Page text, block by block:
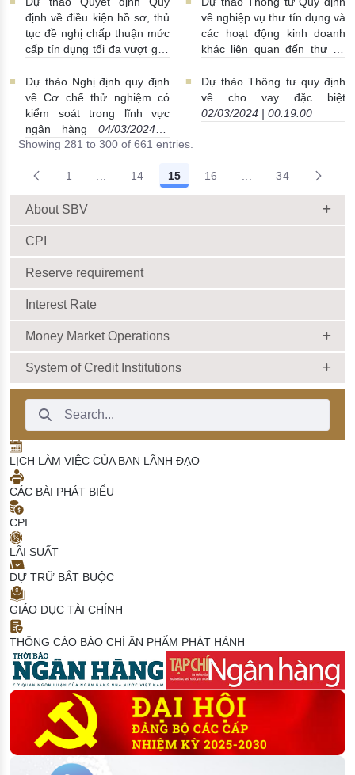
TCTD, chi nhánh ngân hàng
nước ngoài đối với khách
hàng 08/03/2024 | 22:43:00
định về điều kiện hồ sơ, thủ
tục đề nghị chấp thuận mức
cấp tín dụng tối đa vượt giới
ngân hàng nước ngoài
07/03/2024 | 23:26:00
về nghiệp vụ thư tín dụng và
các hoạt động kinh doanh
khác liên quan đến thư tín
Dự thảo Nghị định quy định
về Cơ chế thử nghiệm có
kiểm soát trong lĩnh vực
ngân hàng
04/03/2024 |
21:03:00
Dự thảo Thông tư quy định
về cho vay đặc biệt
02/03/2024 | 00:19:00
Showing 281 to 300 of 661 entries.
1 Intermediate Pages Use TAB to navigate.
14 15 16 Intermediate Pages
34
About SBV
CPI
Reserve requirement
Interest Rate
Money Market Operations
System of Credit Institutions
Search Bar
LỊCH LÀM VIỆC CỦA BAN LÃNH ĐẠO
CÁC BÀI PHÁT BIỂU
CPI
LÃI SUẤT
DỰ TRỮ BẮT BUỘC
GIÁO DỤC TÀI CHÍNH
THÔNG CÁO BÁO CHÍ ẤN PHẨM PHÁT HÀNH